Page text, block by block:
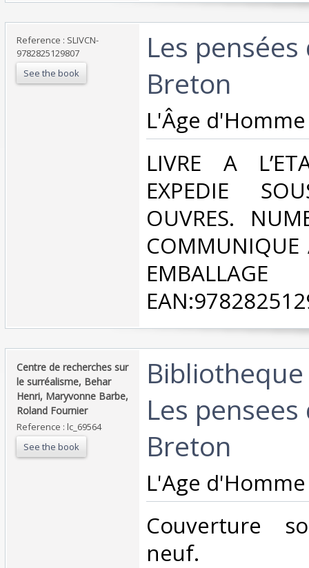
Reference : SLIVCN-
9782825129807
See the book
‎Les
Breton‎
‎L'Âge
‎LIVRE A
EXPEDIE
OUVRES.
COMMUNIQUE
‎Centre de recherches sur
le surréalisme, Behar
Henri, Maryvonne Barbe,
Roland Fournier‎
Reference : lc_69564
See the book
Les
Breton‎
‎L'Age
‎Couverture
neuf.‎